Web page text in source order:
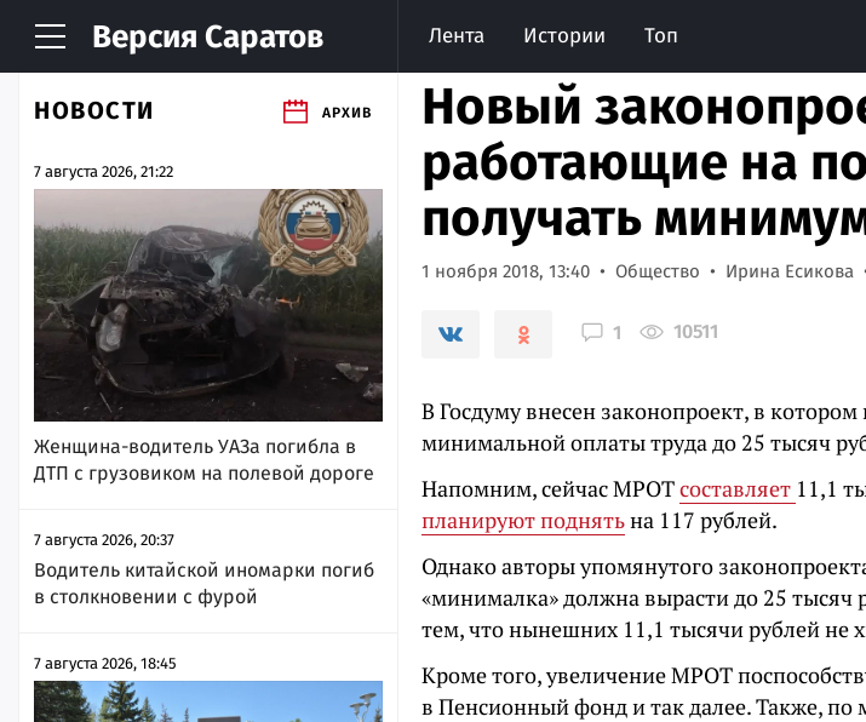
Версия Саратов Лента Истории Топ
НОВОСТИ АРХИВ
7 августа 2026, 21:22
Женщина-водитель УАЗа погибла в
ДТП с грузовиком на полевой дороге
7 августа 2026, 20:37
Водитель китайской иномарки погиб
в столкновении с фурой
7 августа 2026, 18:45
Новый
работающие на
получать
1 ноября 2018, 13:40 Общество Ирина Есикова
1 10511
В Госдуму внесен законопроект, в
минимальной оплаты труда до 25 тысяч
Напомним, сейчас МРОТсоставляет 11,1
планируют поднятьна 117 рублей.
Однако авторы упомянутого
«минималка» должна вырасти до 25
тем, что нынешних 11,1 тысячи рублей не
Кроме того, увеличение МРОТ
в Пенсионный фонд и так далее. Также, по